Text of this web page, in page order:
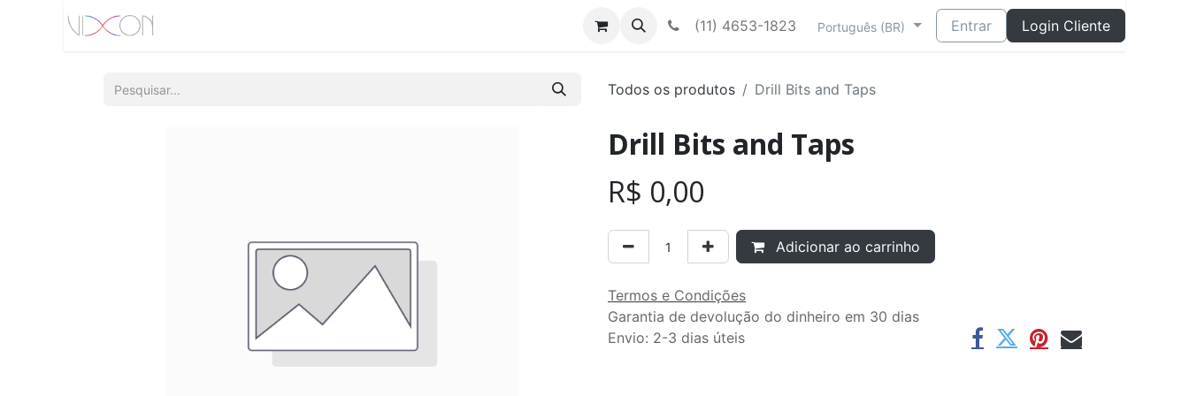
(11) 4653-1823 Português (BR) Entrar Login Cliente
Todos os produtos Drill Bits and Taps
Drill Bits and Taps
R$ 0,00
Adicionar ao carrinho
Termos e Condições
Garantia de devolução do dinheiro em 30 dias
Envio: 2-3 dias úteis